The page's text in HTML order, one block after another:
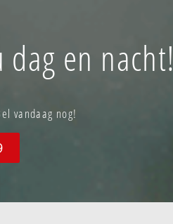
en nacht!
vandaag nog!